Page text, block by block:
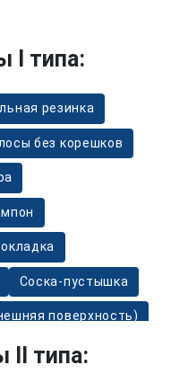
I типа:
резинка
без корешков
Соска-пустышка
поверхность)
II типа: